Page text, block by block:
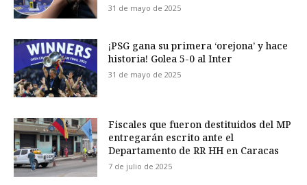
31 de mayo de 2025
¡PSG gana su primera ‘orejona’ y hace
historia! Golea 5-0 al Inter
31 de mayo de 2025
Fiscales que fueron destituidos del MP
entregarán escrito ante el
Departamento de RR HH en Caracas
7 de julio de 2025